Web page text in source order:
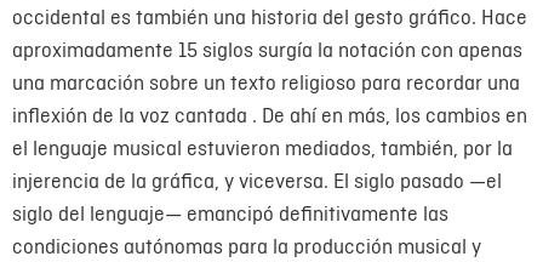
occidental es también una historia del gesto gráfico. Hace
aproximadamente 15 siglos surgía la notación con apenas
una marcación sobre un texto religioso para recordar una
inflexión de la voz cantada . De ahí en más, los cambios en
el lenguaje musical estuvieron mediados, también, por la
injerencia de la gráfica, y viceversa. El siglo pasado —el
siglo del lenguaje— emancipó definitivamente las
condiciones autónomas para la producción musical y